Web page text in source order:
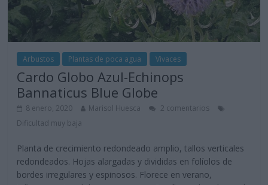
Arbustos Plantas de poca agua Vivaces
Cardo Globo Azul-Echinops
Bannaticus Blue Globe
8 enero, 2020 Marisol Huesca
2 comentarios
Dificultad muy baja
Planta de crecimiento redondeado amplio, tallos verticales
redondeados. Hojas alargadas y divididas en folíolos de
bordes irregulares y espinosos. Florece en verano,